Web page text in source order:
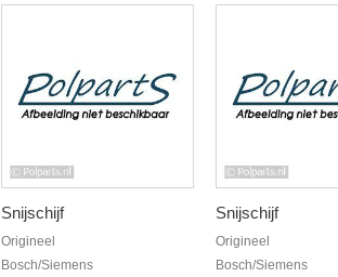
Snijschijf
Origineel
Bosch/Siemens
Snijschijf
Origineel
Bosch/Siemens